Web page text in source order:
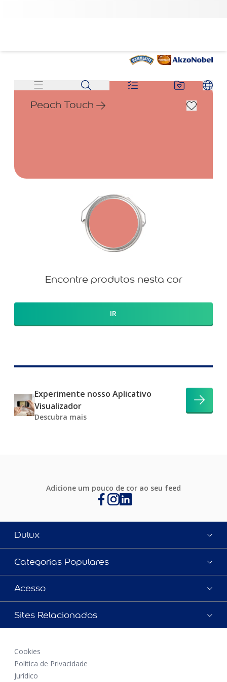
Peach Touch
Encontre produtos nesta cor
IR
Experimente nosso Aplicativo
Visualizador
Descubra mais
Adicione um pouco de cor ao seu feed
Dulux
Categorias Populares
Acesso
Sites Relacionados
Cookies
Política de Privacidade
Jurídico